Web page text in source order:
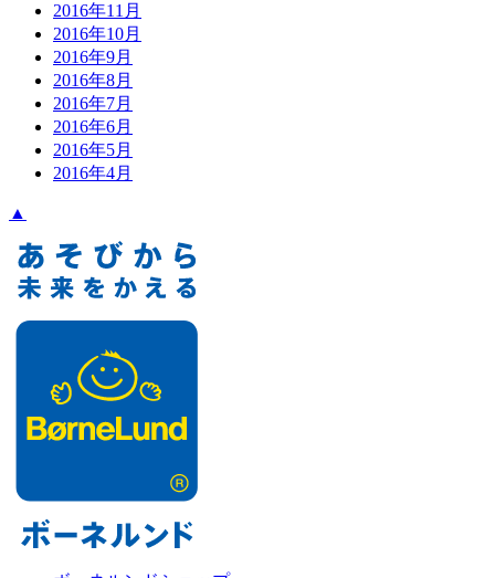
2016年11月
2016年10月
2016年9月
2016年8月
2016年7月
2016年6月
2016年5月
2016年4月
▲